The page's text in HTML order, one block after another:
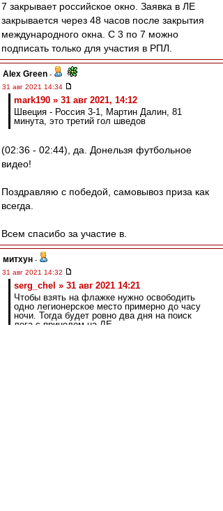
7 закрывает российское окно. Заявка в ЛЕ
закрывается через 48 часов после закрытия
международного окна. С 3 по 7 можно
подписать только для участия в РПЛ.
Alex Green -
31 авг 2021 14:34
mark190 » 31 авг 2021, 14:12
Швеция - Россия 3-1, Мартин Далин, 81
минута, это третий гол шведов
(02:36 - 02:44), да. Донельзя футбольное
видео!
Поздравляю с победой, самовывоз приза как
всегда.
Всем спасибо за участие в.
митхун -
31 авг 2021 14:32
serg_chel » 31 авг 2021 14:21
Чтобы взять на флажке нужно освободить
одно легионерское место примерно до часу
ночи. Тогда будет ровно два дня на поиск
лега с прицелом на ЛЕ.